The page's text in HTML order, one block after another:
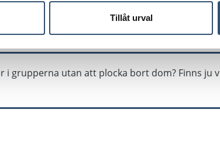
Tillåt urval
att skicka ett meddelande till alla
anbudsgivare är de juridiskt bundna eller
grupperna utan att plocka bort dom? Finns ju